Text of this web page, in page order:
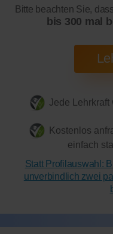
Bitte beachten Sie,
bis 300 mal
Jede Lehrkraft
Kostenlos
einfach
Statt Profilauswahl:
unverbindlich zwei